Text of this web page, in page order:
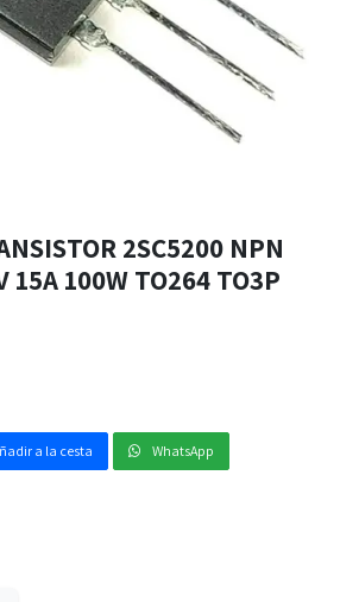
2SC5200 NPN
15A 100W TO264 TO3P
a la cesta WhatsApp